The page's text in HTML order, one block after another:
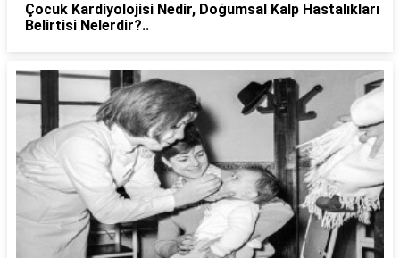
Çocuk Kardiyolojisi Nedir, Doğumsal Kalp Hastalıkları
Belirtisi Nelerdir?..